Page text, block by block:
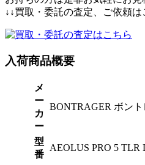
↓↓買取・委託の査定、ご依頼は
入荷商品概要
メ
ー
カ
ー
BONTRAGER ボン
型
番
AEOLUS PRO 5 TLR